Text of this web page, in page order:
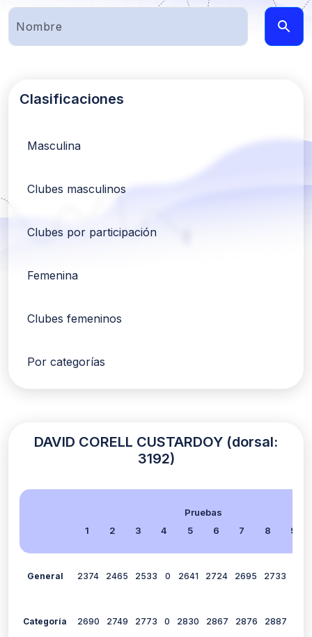
Clasificaciones
Masculina
Clubes masculinos
Clubes por participación
Femenina
Clubes femeninos
Por categorías
DAVID CORELL CUSTARDOY (dorsal:
3192)
Pruebas
1
2 3 4 5 6 7 8 9
General 2374 2465 2533 0 2641 2724 2695 2733
Categoría 2690 2749 2773 0 2830 2867 2876 2887